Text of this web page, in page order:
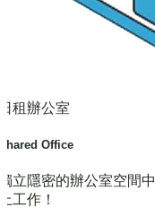
租辦公室
Office
立隱密的辦公室空間
工作！